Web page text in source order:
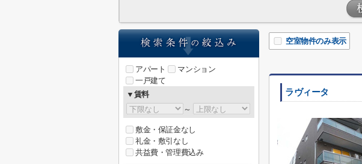
空室物件のみ表示
ラヴィータ
アパート
マンション
一戸建て
▼賃料
～
敷金・保証金なし
礼金・敷引なし
共益費・管理費込み